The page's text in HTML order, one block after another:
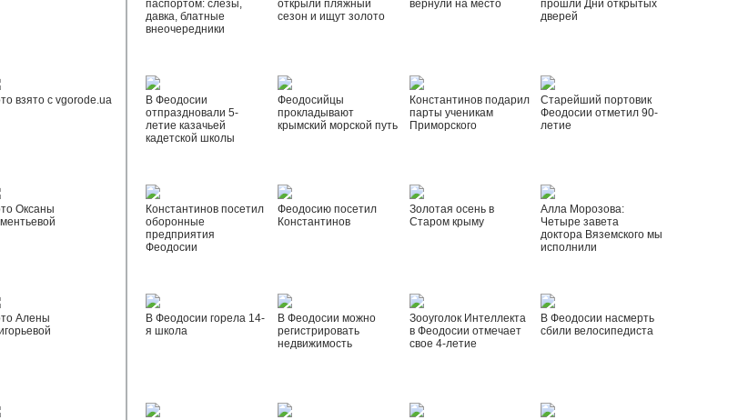
взято с vgorode.ua
Оксаны
Алены
паспортом: слезы,
давка, блатные
внеочередники
открыли пляжный
сезон и ищут золото
вернули на место
прошли Дни открытых
дверей
В Феодосии
отпраздновали 5-
летие казачьей
кадетской школы
Феодосийцы
прокладывают
крымский морской путь
Константинов подарил
парты ученикам
Приморского
Старейший портовик
Феодосии отметил 90-
летие
Константинов посетил
оборонные
предприятия
Феодосии
Феодосию посетил
Константинов
Золотая осень в
Старом крыму
Алла Морозова:
Четыре завета
доктора Вяземского мы
исполнили
В Феодосии горела 14-
я школа
В Феодосии можно
регистрировать
недвижимость
Зооуголок Интеллекта
в Феодосии отмечает
свое 4-летие
В Феодосии насмерть
сбили велосипедиста